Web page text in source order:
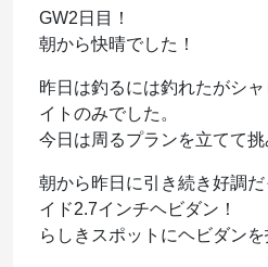
GW2日目！
朝から快晴でした！
昨日は釣るには釣れたがシ
イトのみでした。
今日は周るプランを立てて挑
朝から昨日に引き続き好調
イド2.7インチヘビダン！
らしきスポットにヘビダン